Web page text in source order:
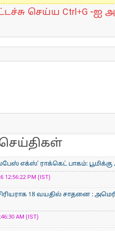
செய்ய Ctrl+G -ஐ
எக்ஸ்' ராக்கெட் பாகம்:
PM (IST)
18 வயதில் சாதனை :
AM (IST)